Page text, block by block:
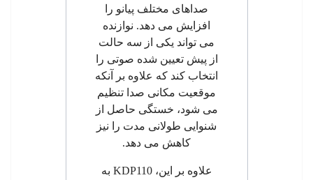
صداهای مختلف پیانو را
افزایش می دهد. نوازنده
می تواند یکی از سه حالت
از پیش تعیین شده صوتی را
انتخاب کند که علاوه بر آنکه
موقعیت مکانی صدا تنظیم
می شود، خستگی حاصل از
شنوایی طولانی مدت را نیز
کاهش می دهد.
علاوه بر این،KDP110 به